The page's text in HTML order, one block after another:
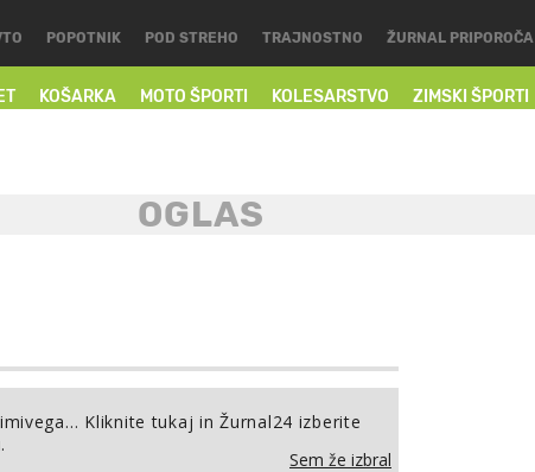
KOŠARKA MOTO ŠPORTI KOLESARSTVO ZIMSKI ŠPORTI
POPOTNIK POD STREHO TRAJNOSTNO ŽURNAL PRIPOROČA
Kliknite tukaj in Žurnal24 izberite
.
Sem že izbral